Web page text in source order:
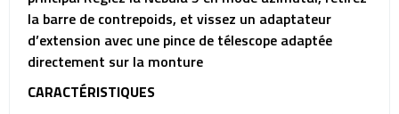
la barre de contrepoids, et vissez un adaptateur
d’extension avec une pince de télescope adaptée
directement sur la monture
CARACTÉRISTIQUES